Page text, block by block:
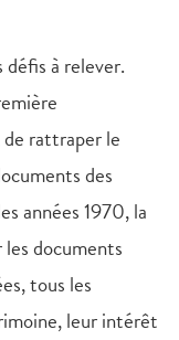
défis à relever.
rattraper le
des
années 1970, la
documents
tous les
leur intérêt